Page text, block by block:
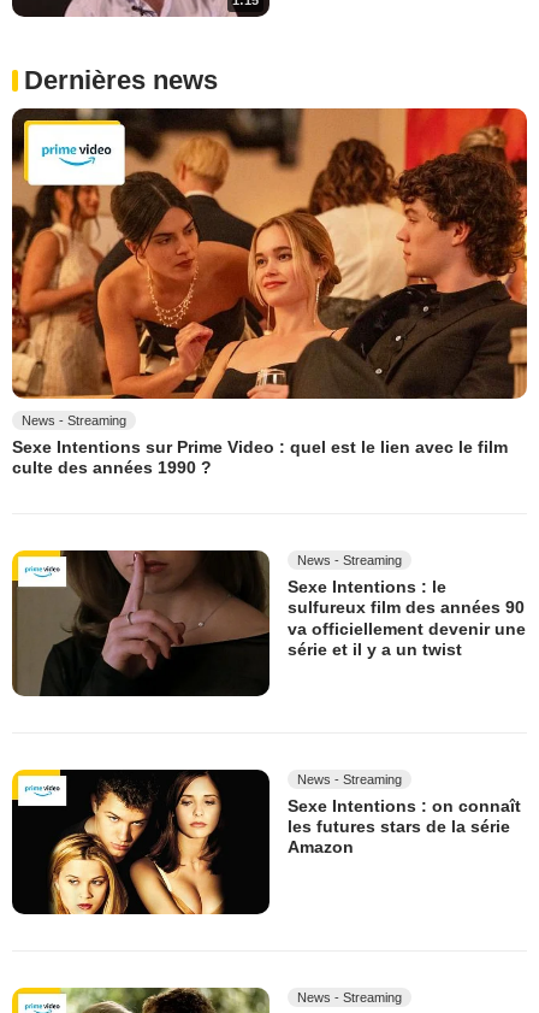
Dernières news
News - Streaming
Sexe Intentions sur Prime Video : quel est le lien avec le film
culte des années 1990 ?
News - Streaming
Sexe Intentions : le
sulfureux film des années 90
va officiellement devenir une
série et il y a un twist
News - Streaming
Sexe Intentions : on connaît
les futures stars de la série
Amazon
News - Streaming